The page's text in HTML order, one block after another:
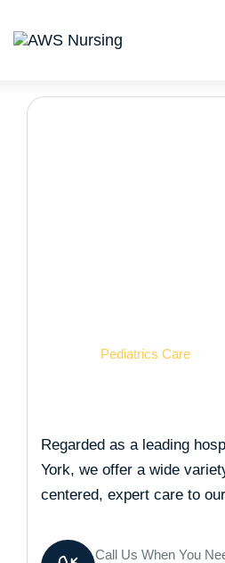
Pediatrics Care
Regarded as a leading
York, we offer a wide
centered, expert care to
Call Us When You